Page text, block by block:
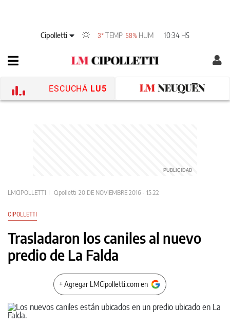
Cipolletti 3°TEMP 58% HUM 10:34 HS
ESCUCHÁ LU5
LMCIPOLLETTI Cipolletti 20 DE NOVIEMBRE 2016 - 15:22
CIPOLLETTI
Trasladaron los caniles al nuevo
predio de La Falda
+ Agregar LMCipolletti.com en